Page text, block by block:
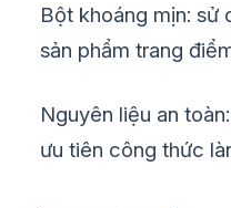
Bột khoáng mịn: sử
sản phẩm trang
Nguyên liệu an
ưu tiên công thức